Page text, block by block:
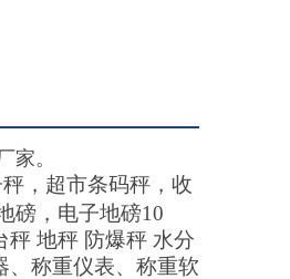
家。
，超市条码秤，收
磅，电子地磅10
秤 地秤 防爆秤 水分
、称重仪表、称重软